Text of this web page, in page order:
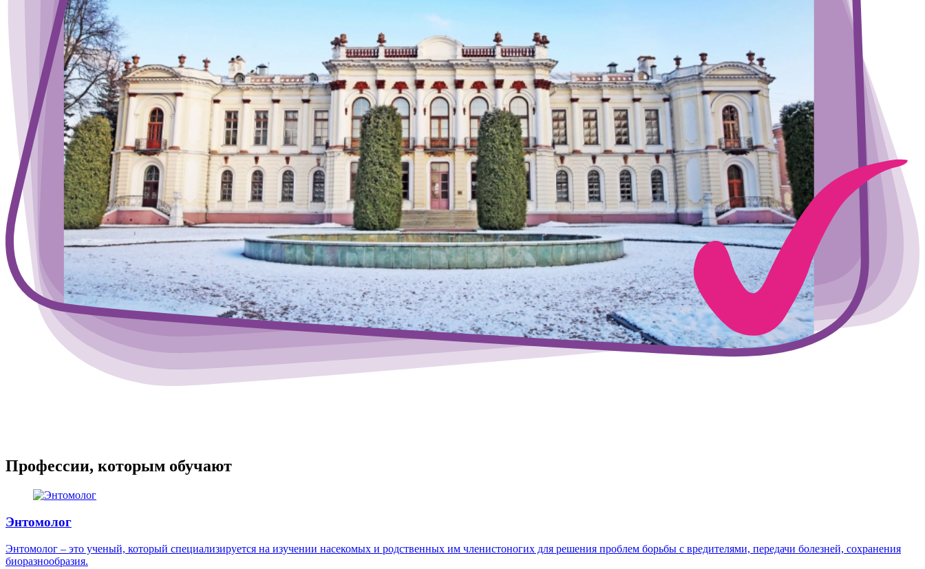
Профессии, которым обучают
Энтомолог
Энтомолог – это ученый, который специализируется на изучении насекомых и родственных им членистоногих для решения проблем борьбы с вредителями, передачи болезней, сохранения
биоразнообразия.